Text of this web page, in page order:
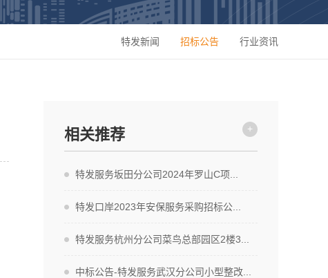
特发新闻 招标公告 行业资讯
相关推荐 +
特发服务坂田分公司2024年罗山C项...
特发口岸2023年安保服务采购招标公...
特发服务杭州分公司菜鸟总部园区2楼3...
中标公告-特发服务武汉分公司小型整改...